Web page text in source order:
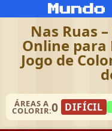
Nas Ruas
Online
Jogo de
ÁREAS A
COLORIR:0 DIFÍCIL